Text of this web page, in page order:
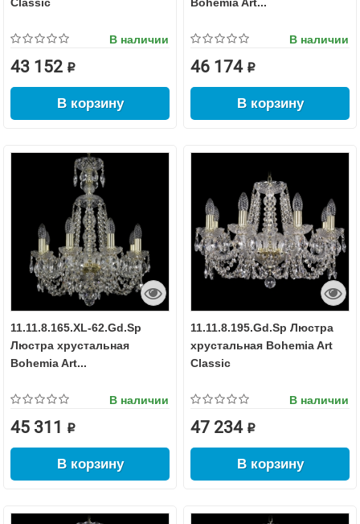
В наличии
43 152 ₽
В корзину
В наличии
46 174 ₽
В корзину
11.11.8.165.XL-62.Gd.Sp
Люстра хрустальная
Bohemia Art...
В наличии
45 311 ₽
В корзину
11.11.8.195.Gd.Sp Люстра
хрустальная Bohemia Art
Classic
В наличии
47 234 ₽
В корзину